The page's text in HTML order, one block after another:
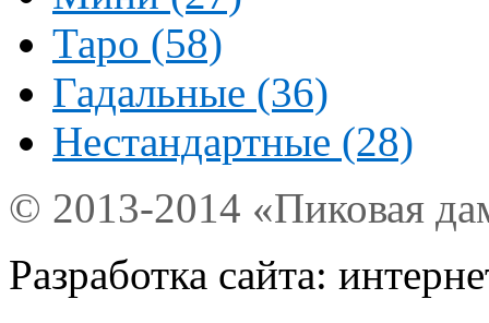
Таро (58)
Гадальные (36)
Нестандартные (28)
© 2013-2014 «Пиковая
Разработка сайта: